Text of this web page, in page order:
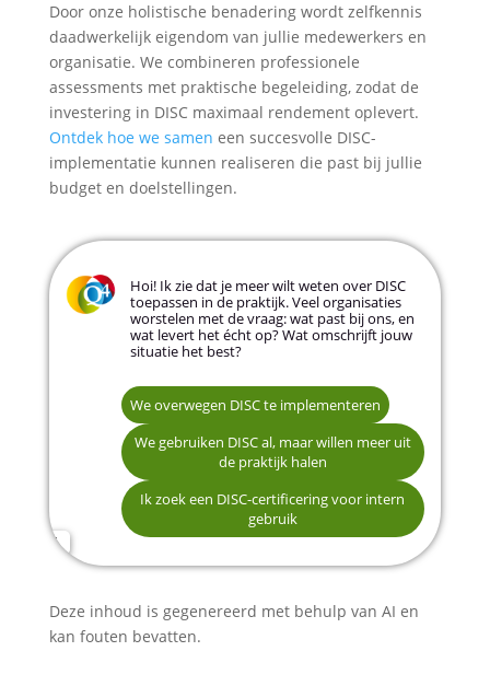
Door onze holistische benadering wordt zelfkennis
daadwerkelijk eigendom van jullie medewerkers en
organisatie. We combineren professionele
assessments met praktische begeleiding, zodat de
investering in DISC maximaal rendement oplevert.
Ontdek hoe we samen een succesvolle DISC-
implementatie kunnen realiseren die past bij jullie
budget en doelstellingen.
Hoi! Ik zie dat je meer wilt weten over DISC
toepassen in de praktijk. Veel organisaties
worstelen met de vraag: wat past bij ons, en
wat levert het écht op? Wat omschrijft jouw
situatie het best?
We overwegen DISC te implementeren
We gebruiken DISC al, maar willen meer uit
de praktijk halen
Ik zoek een DISC-certificering voor intern
gebruik
Klein team (tot 20 personen)
Middelgrote organisatie (20–100 personen)
Grote organisatie (100+ personen)
We oriënteren ons en vergelijken opties
Telefoonnummer (optioneel)
Deze inhoud is gegenereerd met behulp van AI en
kan fouten bevatten.